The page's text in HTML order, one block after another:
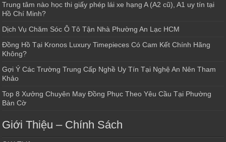
Trung tâm nào học thi giấy phép lái xe hạng A (A2 cũ), A1 uy tín tại
Hồ Chí Minh?
Dịch Vụ Chăm Sóc Ô Tô Tận Nhà Phường An Lạc HCM
Đồng Hồ Tại Kronos Luxury Timepieces Có Cam Kết Chính Hãng
Không?
Gợi Ý Các Trường Trung Cấp Nghề Uy Tín Tại Nghệ An Nên Tham
Khảo
Top 8 Xưởng Chuyên May Đồng Phục Theo Yêu Cầu Tại Phường
Bàn Cờ
Giới Thiệu – Chính Sách